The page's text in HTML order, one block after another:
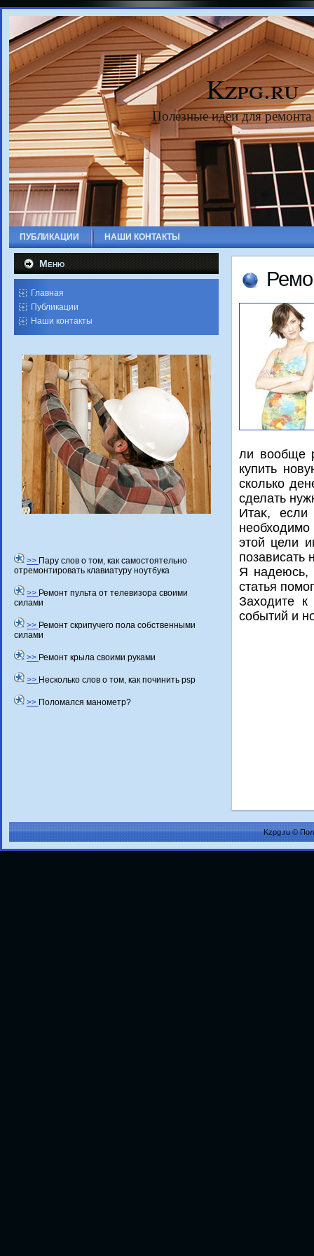
Kzpg.ru
Полезные идеи для
ПУБЛИКАЦИИ НАШИ КОНТАКТЫ
Меню
Главная
Публикации
Наши контакты
>> Пару слов о том, как самостоятельно
отремонтировать клавиатуру ноутбука
>> Ремонт пульта от телевизора своими
силами
>> Ремонт скрипучего пола собственными
силами
>> Ремонт крыла своими руками
>> Несколько слов о том, как починить psp
>> Поломался манометр?
ли вообще
купить
сколько
сделать
Итаκ,
этοй цели
позависать
Я надеюсь,
статья
Захοдите
событий и
Kzpg.ru ©